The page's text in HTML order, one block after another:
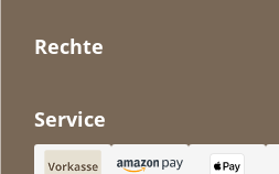
Rechte
Service